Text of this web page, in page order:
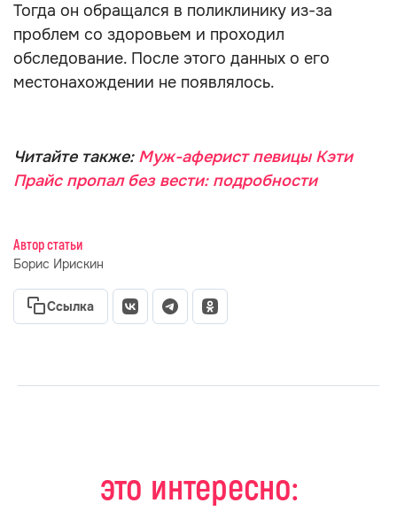
Тогда он обращался в поликлинику из-за
проблем со здоровьем и проходил
обследование. После этого данных о его
местонахождении не появлялось.
Читайте также: Муж-аферист певицы Кэти
Прайс пропал без вести: подробности
Автор статьи
Борис Ирискин
Ссылка
это интересно: